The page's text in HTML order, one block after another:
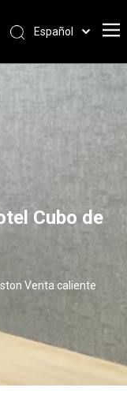
Español
Cubo de
Venta caliente